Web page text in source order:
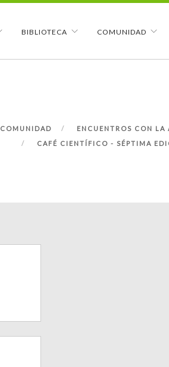
BIBLIOTECA COMUNIDAD
COMUNIDAD
ENCUENTROS CON LA
CAFÉ CIENTÍFICO - SÉPTIMA